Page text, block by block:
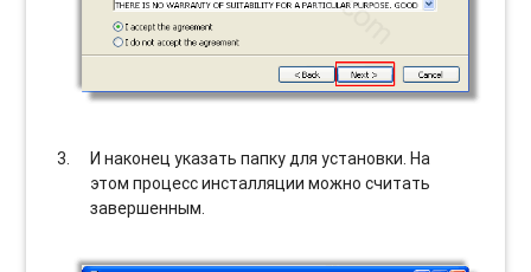
И наконец указать папку для установки. На
этом процесс инсталляции можно считать
завершенным.